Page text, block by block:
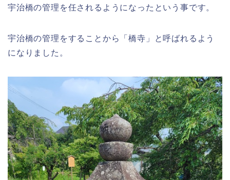
宇治橋の管理を任されるようになったという事です。
宇治橋の管理をすることから「橋寺」と呼ばれるよう
になりました。